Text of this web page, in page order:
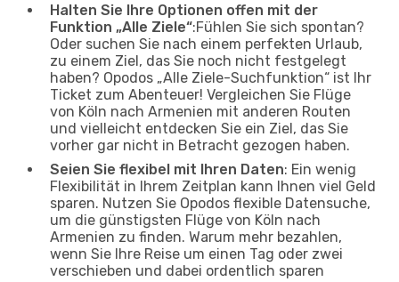
Halten Sie Ihre Optionen offen mit der
Funktion „Alle Ziele“:Fühlen Sie sich spontan?
Oder suchen Sie nach einem perfekten Urlaub,
zu einem Ziel, das Sie noch nicht festgelegt
haben? Opodos „Alle Ziele-Suchfunktion“ ist Ihr
Ticket zum Abenteuer! Vergleichen Sie Flüge
von Köln nach Armenien mit anderen Routen
und vielleicht entdecken Sie ein Ziel, das Sie
vorher gar nicht in Betracht gezogen haben.
Seien Sie flexibel mit Ihren Daten: Ein wenig
Flexibilität in Ihrem Zeitplan kann Ihnen viel Geld
sparen. Nutzen Sie Opodos flexible Datensuche,
um die günstigsten Flüge von Köln nach
Armenien zu finden. Warum mehr bezahlen,
wenn Sie Ihre Reise um einen Tag oder zwei
verschieben und dabei ordentlich sparen